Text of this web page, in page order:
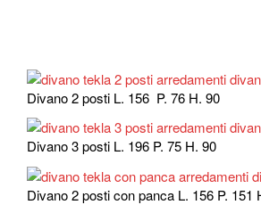
Divano 2 posti L. 156 P. 76 H. 90
Divano 3 posti L. 196 P. 75 H. 90
Divano 2 posti con panca L. 156 P. 151